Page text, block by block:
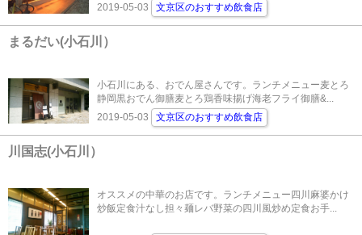
2019-05-03 文京区のおすすめ飲食店
まるだい(小石川）
小石川にある、おでん屋さんです。ランチメニュー麦とろ
静岡黒おでん御膳麦とろ鶏香味揚げ海老フライ御膳&...
2019-05-03
文京区のおすすめ飲食店
川国志(小石川）
オススメの中華のお店です。ランチメニュー四川麻婆かけ
炒飯定食汁なし担々麺レバ野菜の四川風炒め定食お手...